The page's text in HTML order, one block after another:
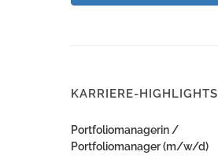
KARRIERE-HIGHLIGHTS
Portfoliomanagerin /
Portfoliomanager (m/w/d)